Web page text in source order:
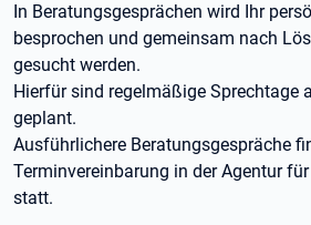
In Beratungsgesprächen wird Ihr
besprochen und gemeinsam nach
gesucht werden.
Hierfür sind regelmäßige Sprechtage
geplant.
Ausführlichere Beratungsgespräche
Terminvereinbarung in der Agentur
statt.